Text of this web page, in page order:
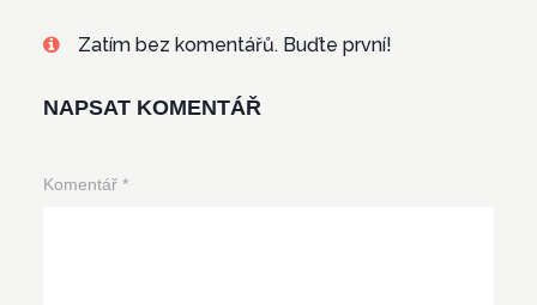
Zatím bez komentářů. Buďte první!
NAPSAT KOMENTÁŘ
Komentář *